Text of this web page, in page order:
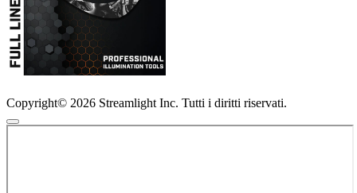
Copyright© 2026 Streamlight Inc. Tutti i diritti riservati.